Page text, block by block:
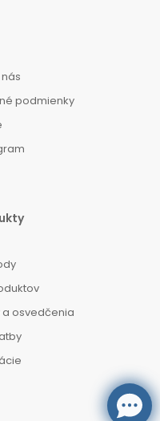
podmienky
osvedčenia